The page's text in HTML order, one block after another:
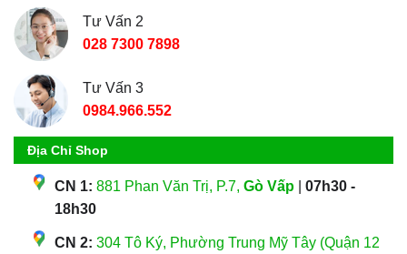
Tư Vấn 2
028 7300 7898
Tư Vấn 3
0984.966.552
Địa Chỉ Shop
CN 1: 881 Phan Văn Trị, P.7, Gò Vấp
07h30 -
18h30
CN 2: 304 Tô Ký, Phường Trung Mỹ Tây (Quận 12